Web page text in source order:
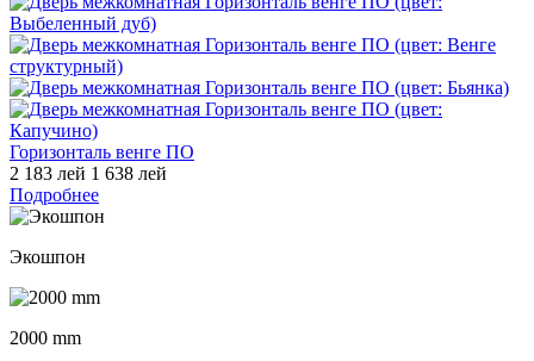
Горизонталь венге ПО
2 183 лей 1 638 лей
Подробнее
Экошпон
2000 mm